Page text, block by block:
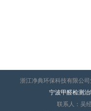
浙江净典环保科技有限公司
宁波甲醛检测治
联系人：吴